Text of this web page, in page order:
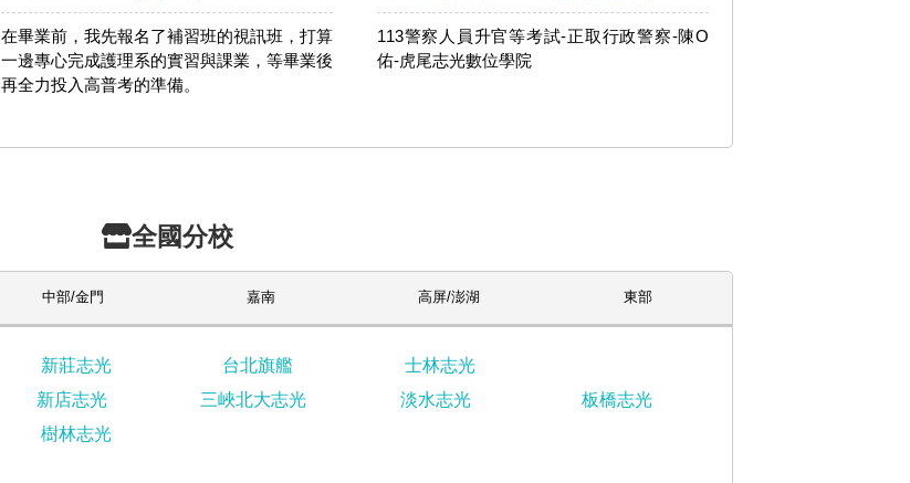
在畢業前，我先報名了補習班的視訊班，打算
一邊專心完成護理系的實習與課業，等畢業後
再全力投入高普考的準備。
113警察人員升官等考試-正取行政警察-陳O
佑-虎尾志光數位學院
全國分校
中部/金門 嘉南 高屏/澎湖 東部
新莊志光 台北旗艦
士林志光
新店志光 三峽北大志光 淡水志光
板橋志光
樹林志光